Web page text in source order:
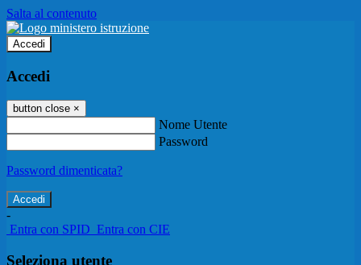
Salta al contenuto
Accedi
Accedi
button close ×
Nome Utente
Password
Password dimenticata?
-
Entra con SPID Entra con CIE
Seleziona utente